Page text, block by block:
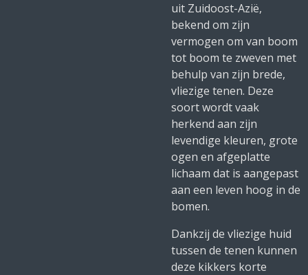
uit Zuidoost-Azië,
bekend om zijn
vermogen om van boom
tot boom te zweven met
behulp van zijn brede,
vliezige tenen. Deze
soort wordt vaak
herkend aan zijn
levendige kleuren, grote
ogen en afgeplatte
lichaam dat is aangepast
aan een leven hoog in de
bomen.
Dankzij de vliezige huid
tussen de tenen kunnen
deze kikkers korte